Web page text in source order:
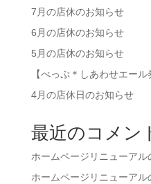
7月の店休のお知らせ
6月の店休のお知らせ
5月の店休のお知らせ
【べっぷ＊しあわせエール
4月の店休日のお知らせ
最近のコメン
ホームページリニューアル
ホームページリニューアル